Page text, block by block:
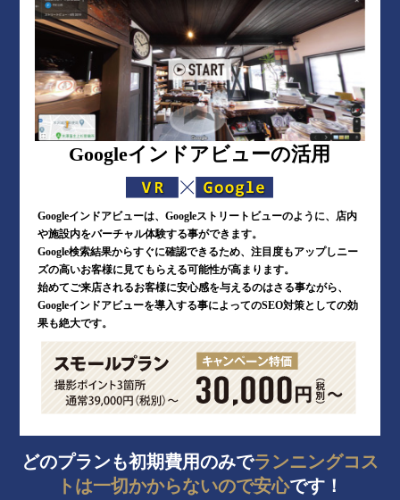
Googleインドアビューの活用
Googleインドアビューは、Googleストリートビューのように、店内
や施設内をバーチャル体験する事ができます。
Google検索結果からすぐに確認できるため、注目度もアップしニー
ズの高いお客様に見てもらえる可能性が高まります。
始めてご来店されるお客様に安心感を与えるのはさる事ながら、
Googleインドアビューを導入する事によってのSEO対策としての効
果も絶大です。
どのプランも初期費用のみでランニングコス
トは一切かからないので安心です！